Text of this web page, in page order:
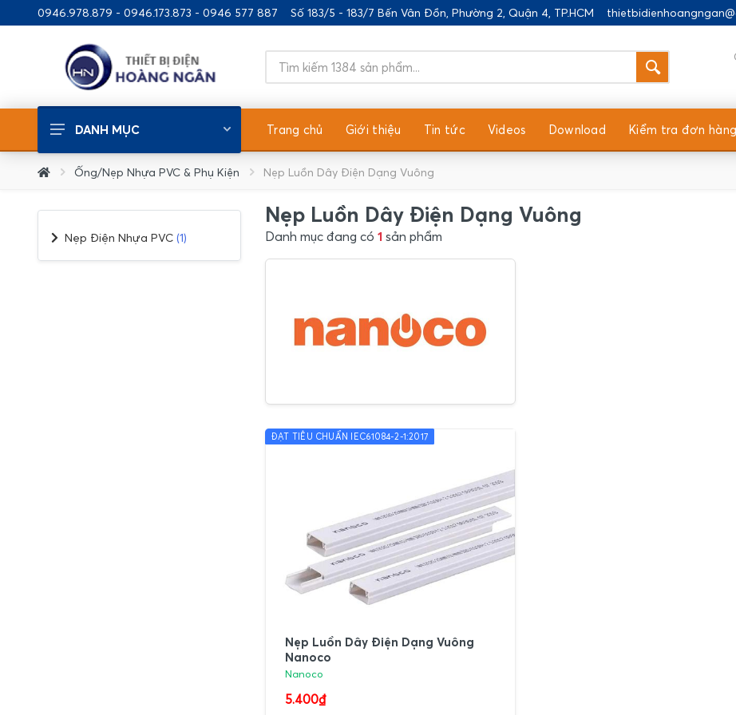
0946.978.879 - 0946.173.873 - 0946 577 887 Số 183/5 - 183/7 Bến Vân Đồn, Phường 2, Quận 4, TP.HCM
Thiết Bị Điện Chiếu Sáng
Thiết Bị Điện Gia Dụng
Ống/Nẹp Nhựa - Phụ Kiện
DANH MỤC Trang chủ Giới thiệu Tin tức Videos Download Kiểm tra đơn hàng
Ống/Nẹp Nhựa PVC & Phụ Kiện Nẹp Luồn Dây Điện Dạng Vuông
Nẹp Điện Nhựa PVC (1)
Nẹp Luồn Dây Điện Dạng Vuông
Danh mục đang có 1 sản phẩm
ĐẠT TIÊU CHUẨN IEC61084-2-1:2017
Nẹp Luồn Dây Điện Dạng Vuông
Nanoco
Nanoco
5.400₫